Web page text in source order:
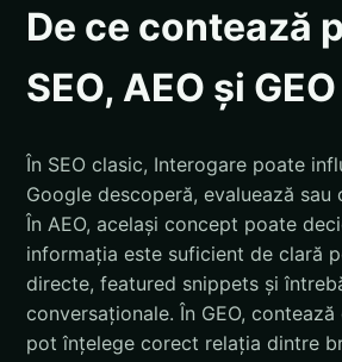
De ce contează
SEO, AEO și GEO
În SEO clasic, Interogare poate
Google descoperă, evaluează sau
În AEO, același concept poate
informația este suficient de clară
directe, featured snippets și
conversaționale. În GEO,
pot înțelege corect relația dintre